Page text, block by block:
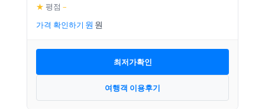
★ 평점 –
가격 확인하기
최저가확인
여행객 이용후기